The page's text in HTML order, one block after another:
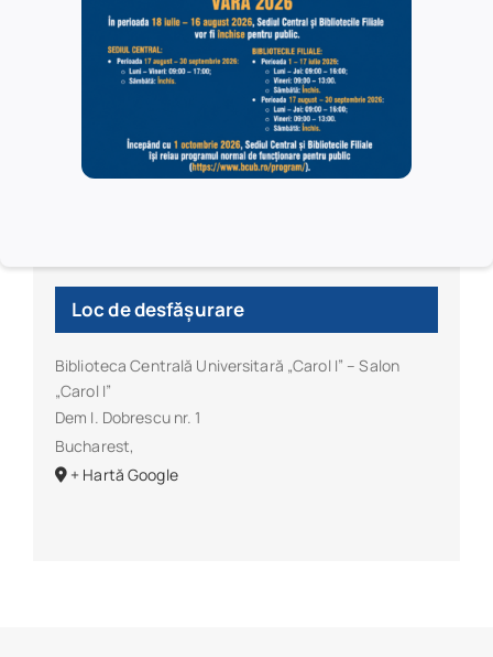
Loc de desfășurare
Biblioteca Centrală Universitară „Carol I” – Salon
„Carol I”
Dem I. Dobrescu nr. 1
Bucharest,
+ Hartă Google